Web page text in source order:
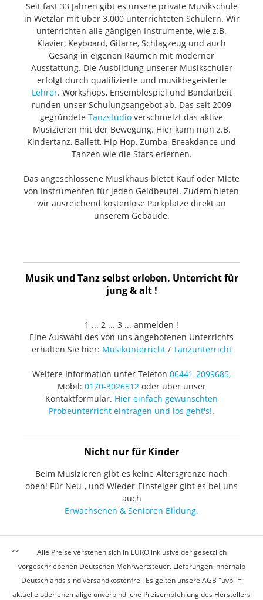
Seit fast 33 Jahren gibt es unsere private Musikschule
in Wetzlar mit über 3.000 unterrichteten Schülern. Wir
unterrichten alle gängigen Instrumente, wie z.B.
Klavier, Keyboard, Gitarre, Schlagzeug und auch
Gesang in eigenen Räumen mit moderner
Ausstattung. Die Ausbildung unserer Musikschüler
erfolgt durch qualifizierte und musikbegeisterte
Lehrer. Workshops, Ensemblespiel und Bandarbeit
runden unser Schulungsangebot ab. Das seit 2009
gegründete Tanzstudio verschmelzt das aktive
Musizieren mit der Bewegung. Hier kann man z.B.
Kindertanz, Ballett, Hip Hop, Zumba, Breakdance und
Tanzen wie die Stars erlernen.
Das angeschlossene Musikhaus bietet Kauf oder Miete
von Instrumenten für jeden Geldbeutel. Zudem bieten
wir ausreichend kostenlose Parkplätze direkt an
unserem Gebäude.
Musik und Tanz selbst erleben. Unterricht für
jung & alt !
1 ... 2 ... 3 ... anmelden !
Eine Auswahl des von uns angebotenen Unterrichts
erhalten Sie hier: Musikunterricht/ Tanzunterricht
Weitere Information unter Telefon 06441-2099685,
Mobil: 0170-3026512oder über unser
Kontaktformular. Hier einfach gewünschten
Probeunterricht eintragen und los geht's!.
Nicht nur für Kinder
Beim Musizieren gibt es keine Altersgrenze nach
oben! Für Neu-, und Wieder-Einsteiger gibt es bei uns
auch
Erwachsenen & Senioren Bildung.
Alle Preise verstehen sich in EURO inklusive der gesetzlich
vorgeschriebenen Deutschen Mehrwertsteuer. Lieferungen innerhalb
Deutschlands sind versandkostenfrei. Es gelten unsere AGB "uvp" =
aktuelle oder ehemalige unverbindliche Preisempfehlung des Herstellers